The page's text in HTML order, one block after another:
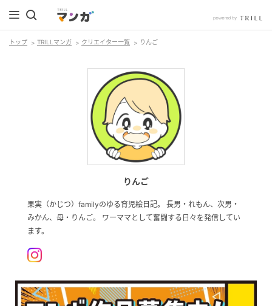
トップ TRILLマンガ クリエイター一覧 りんご
りんご
果実（かじつ）familyのゆる育児絵日記。 長男・れもん、次男・
みかん、母・りんご。 ワーママとして奮闘する日々を発信してい
ます。